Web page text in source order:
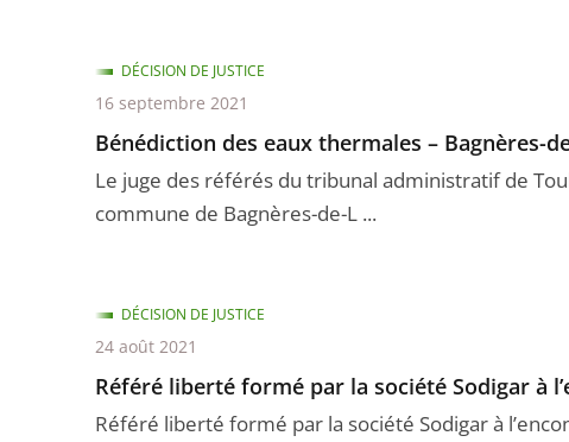
Bénédiction des eaux thermales – Bagnères-
Le juge des référés du tribunal administratif de
commune de Bagnères-de-L ...
DÉCISION DE JUSTICE
16 septembre 2021
Référé liberté formé par la société Sodigar à
Référé liberté formé par la société Sodigar à
DÉCISION DE JUSTICE
24 août 2021